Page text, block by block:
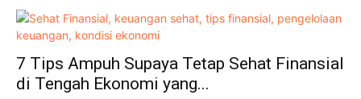
7 Tips Ampuh Supaya Tetap Sehat Finansial
di Tengah Ekonomi yang...